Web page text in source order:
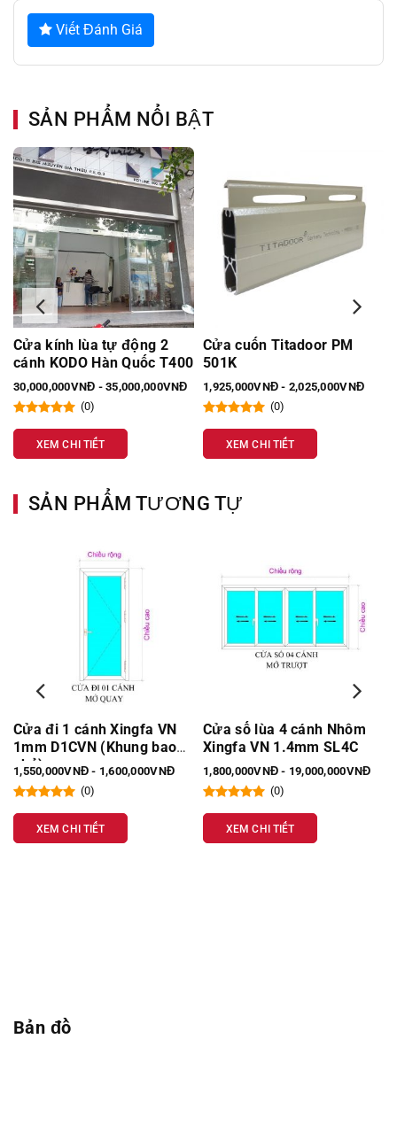
Viết Đánh Giá
SẢN PHẨM NỔI BẬT
kính lùa tự động 2
KODO Hàn Quốc T400
- 35,000,000VNĐ
(0)
XEM CHI TIẾT
Cửa cuốn Titadoor PM
501K
1,925,000VNĐ - 2,025,000VNĐ
(0)
XEM CHI TIẾT
SẢN PHẨM TƯƠNG TỰ
Cửa đi 1 cánh Xingfa VN
1mm D1CVN (Khung bao
nhỏ)
1,550,000VNĐ - 1,600,000VNĐ
(0)
XEM CHI TIẾT
Cửa sổ lùa 4 cánh Nhôm
Xingfa VN 1.4mm SL4C
1,800,000VNĐ - 19,000,000VNĐ
(0)
XEM CHI TIẾT
Bản đồ